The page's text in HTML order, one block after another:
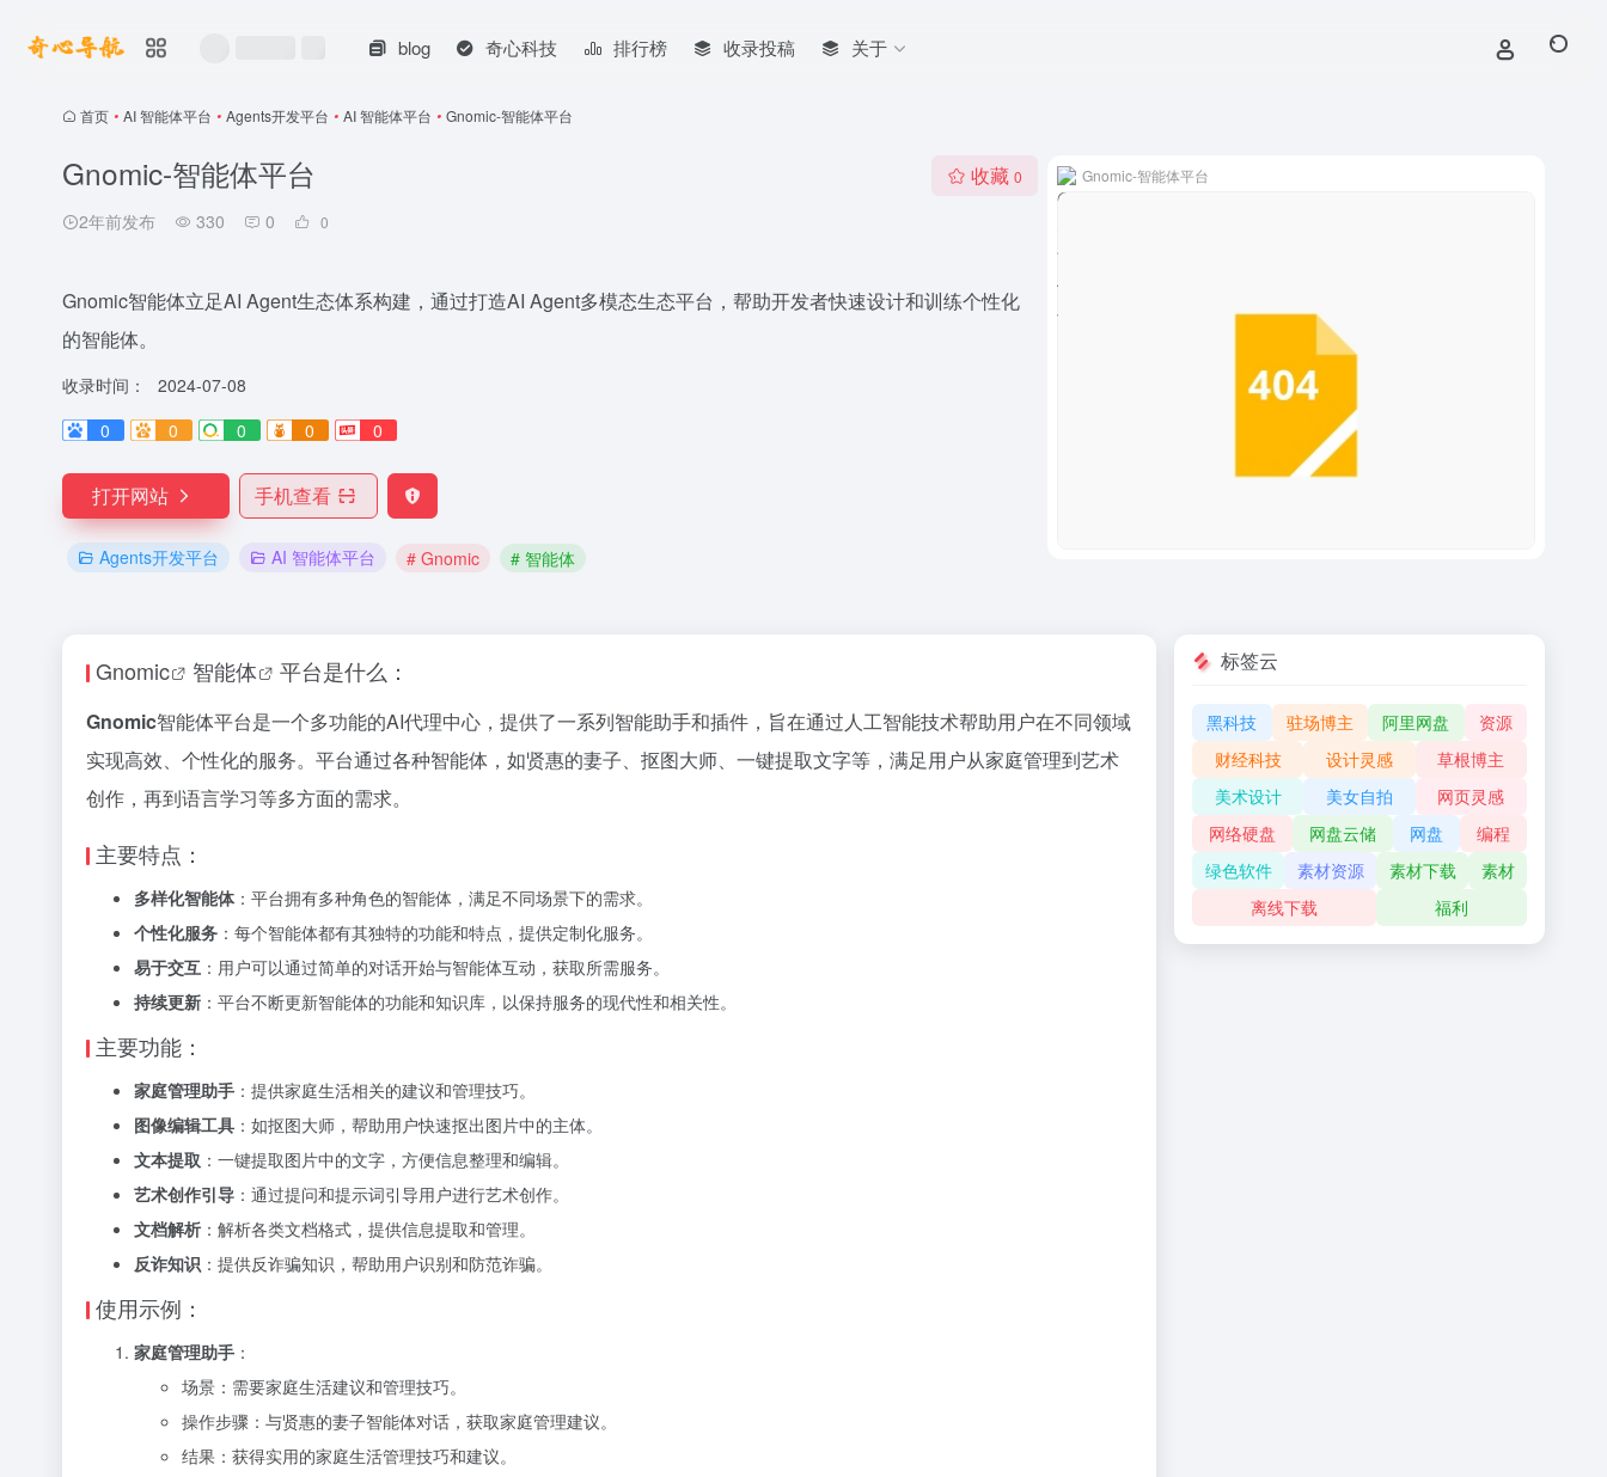
blog 奇心科技 排行榜 收录投稿 关于
首页 • AI 智能体平台 • Agents开发平台 • AI 智能体平台 • Gnomic-智能体平台
Gnomic-智能体平台
2年前发布 330 0 0
收藏 0
Gnomic智能体立足AI Agent生态体系构建，通过打造AI Agent多模态生态平台，帮助开发者快速设计和训练个性化
的智能体。
收录时间：
2024-07-08
0
0 0 0 0
打开网站 手机查看
Agents开发平台 AI 智能体平台 # Gnomic # 智能体
Gnomic-智能体平台
Gnomic 智能体 平台是什么：
Gnomic智能体平台是一个多功能的AI代理中心，提供了一系列智能助手和插件，旨在通过人工智能技术帮助用户在不同领域
实现高效、个性化的服务。平台通过各种智能体，如贤惠的妻子、抠图大师、一键提取文字等，满足用户从家庭管理到艺术
创作，再到语言学习等多方面的需求。
主要特点：
多样化智能体：平台拥有多种角色的智能体，满足不同场景下的需求。
个性化服务 ：每个智能体都有其独特的功能和特点，提供定制化服务。
易于交互 ：用户可以通过简单的对话开始与智能体互动，获取所需服务。
持续更新 ：平台不断更新智能体的功能和知识库，以保持服务的现代性和相关性。
主要功能：
家庭管理助手 ：提供家庭生活相关的建议和管理技巧。
图像编辑工具 ：如抠图大师，帮助用户快速抠出图片中的主体。
文本提取 ：一键提取图片中的文字，方便信息整理和编辑。
艺术创作引导 ：通过提问和提示词引导用户进行艺术创作。
文档解析 ：解析各类文档格式，提供信息提取和管理。
反诈知识 ：提供反诈骗知识，帮助用户识别和防范诈骗。
使用示例：
家庭管理助手 ：
场景：需要家庭生活建议和管理技巧。
操作步骤：与贤惠的妻子智能体对话，获取家庭管理建议。
结果：获得实用的家庭生活管理技巧和建议。
标签云
黑科技 驻场博主 阿里网盘
资源
财经科技
设计灵感
草根博主
美术设计
美女自拍
网页灵感
网络硬盘
网盘云储 网盘
编程
绿色软件
素材资源 素材下载
素材
离线下载
福利